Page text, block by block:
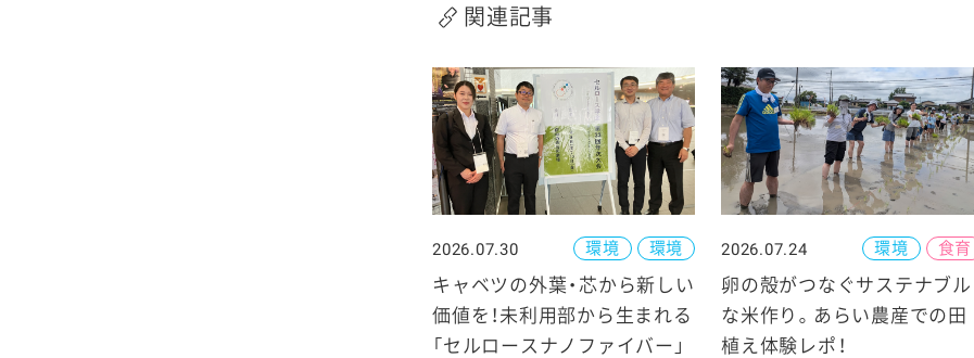
関連記事
環境 環境
2026.07.30
キャベツの外葉・芯から新しい
価値を！未利用部から生まれる
「セルロースナノファイバー」
環境 食育
2026.07.24
卵の殻がつなぐサステナブル
な米作り。あらい農産での田
植え体験レポ！